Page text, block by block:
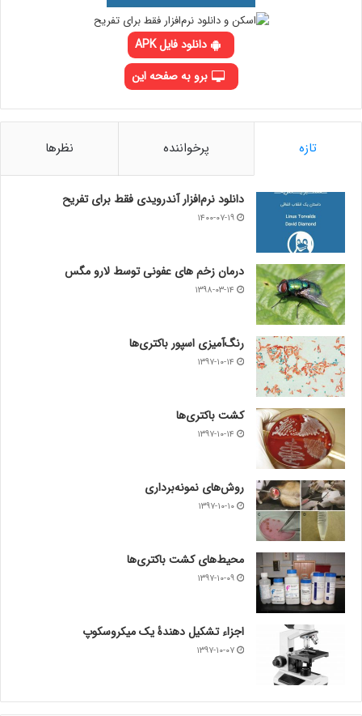
دانلود فایل APK
برو به صفحه این
تازه پرخواننده نظرها
دانلود نرم‌افزار آندرویدی فقط برای تفریح
۱۴۰۰-۰۷-۱۹
درمان زخم های عفونی توسط لارو مگس
۱۳۹۸-۰۳-۱۴
رنگ‌آمیزی اسپور باکتری‌ها
۱۳۹۷-۱۰-۱۴
کشت باکتری‌ها
۱۳۹۷-۱۰-۱۴
روش‌های نمونه‌برداری
۱۳۹۷-۱۰-۱۰
محیط‌های کشت باکتری‌ها
۱۳۹۷-۱۰-۰۹
اجزاء تشکیل دهندۀ یک میکروسکوپ
۱۳۹۷-۱۰-۰۷